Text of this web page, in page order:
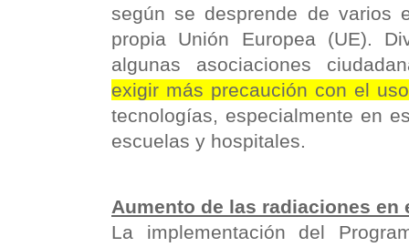
según se desprende de varios
propia Unión Europea (UE).
algunas asociaciones
exigir más precaución con el
tecnologías, especialmente en
escuelas y hospitales.
Aumento de las radiaciones en
La implementación del